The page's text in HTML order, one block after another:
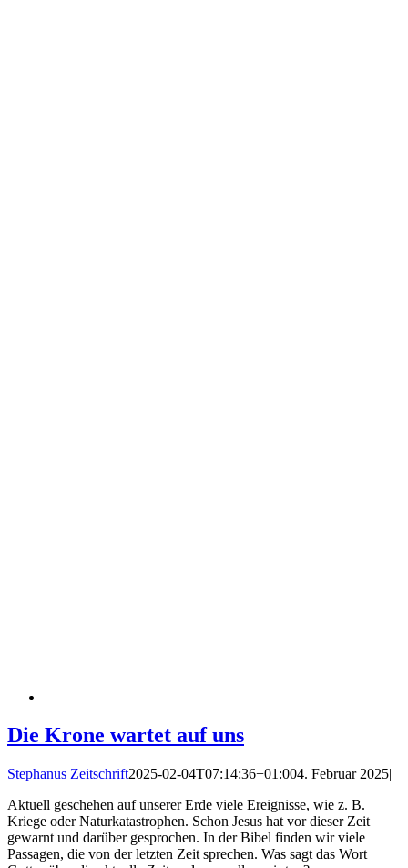
Die Krone wartet auf uns
Stephanus Zeitschrift2025-02-04T07:14:36+01:004. Februar 2025|
Aktuell geschehen auf unserer Erde viele Ereignisse, wie z. B.
Kriege oder Naturkatastrophen. Schon Jesus hat vor dieser Zeit
gewarnt und darüber gesprochen. In der Bibel finden wir viele
Passagen, die von der letzten Zeit sprechen. Was sagt das Wort